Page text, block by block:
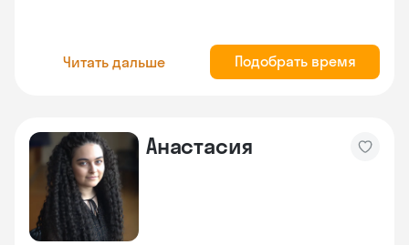
Читать дальше Подобрать время
Анастасия